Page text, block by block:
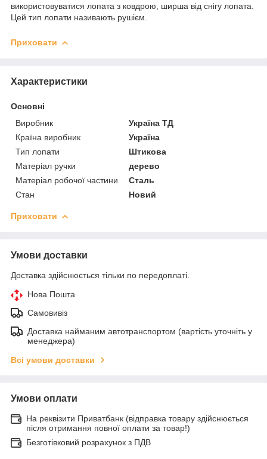
використовуватися лопата з ковдрою, ширша від снігу лопата.
Цей тип лопати називають рушієм.
Приховати
Характеристики
Основні
Виробник
Україна ТД
Країна виробник
Україна
Тип лопати
Штикова
Матеріал ручки
дерево
Матеріал робочої частини
Сталь
Стан
Новий
Приховати
Умови доставки
Доставка здійснюється тільки по передоплаті.
Нова Пошта
Самовивіз
Доставка найманим автотранспортом (вартість уточніть у
менеджера)
Всі умови доставки
Умови оплати
На реквізити Приватбанк (відправка товару здійснюється
після отримання повної оплати за товар!)
Безготівковий розрахунок з ПДВ